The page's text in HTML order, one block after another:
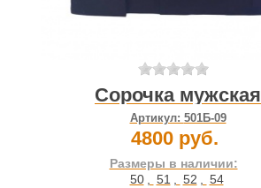
Сорочка мужская
Артикул: 501Б-09
4800 руб.
Размеры в наличии:
50 , 51 , 52 , 54